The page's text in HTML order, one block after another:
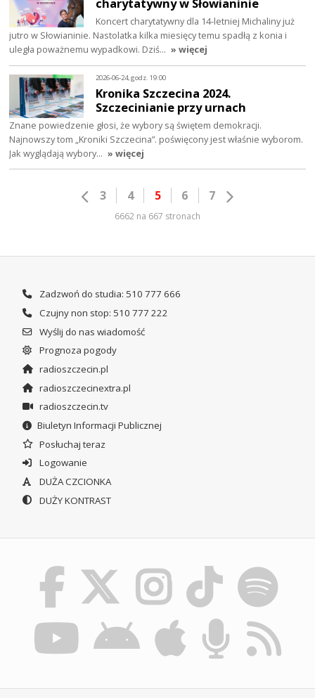
Koncert charytatywny dla 14-letniej Michaliny już
jutro w Słowianinie. Nastolatka kilka miesięcy temu spadłą z konia i
uległa poważnemu wypadkowi. Dziś… » więcej
2026-06-24, godz. 19:00
Kronika Szczecina 2024.
Szczecinianie przy urnach
Znane powiedzenie głosi, że wybory są świętem demokracji.
Najnowszy tom „Kroniki Szczecina”. poświęcony jest właśnie wyborom.
Jak wyglądają wybory… » więcej
3 4 5 6 7
6662 na 667 stronach
Zadzwoń do studia: 510 777 666
Czujny non stop: 510 777 222
Wyślij do nas wiadomość
Prognoza pogody
radioszczecin.pl
radioszczecinextra.pl
radioszczecin.tv
Biuletyn Informacji Publicznej
Posłuchaj teraz
Logowanie
DUŻA CZCIONKA
DUŻY KONTRAST